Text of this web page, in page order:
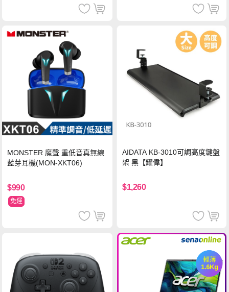
MONSTER 魔聲 重低音真無線
藍芽耳機(MON-XKT06)
$990
免運
AIDATA KB-3010可調高度鍵盤
架 黑【耀偉】
$1,260